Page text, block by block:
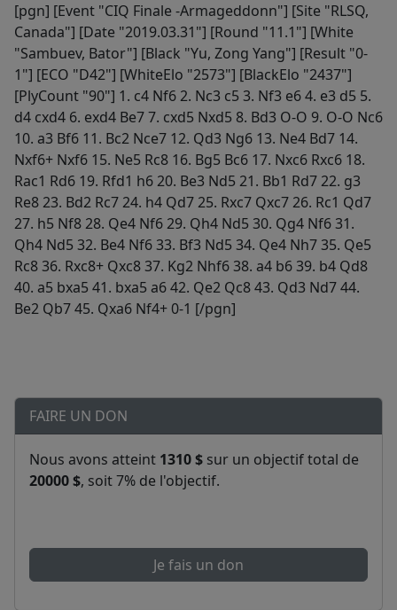
[pgn] [Event "CIQ Finale -Armageddonn"] [Site "RLSQ,
Canada"] [Date "2019.03.31"] [Round "11.1"] [White
"Sambuev, Bator"] [Black "Yu, Zong Yang"] [Result "0-
1"] [ECO "D42"] [WhiteElo "2573"] [BlackElo "2437"]
[PlyCount "90"] 1. c4 Nf6 2. Nc3 c5 3. Nf3 e6 4. e3 d5 5.
d4 cxd4 6. exd4 Be7 7. cxd5 Nxd5 8. Bd3 O-O 9. O-O Nc6
10. a3 Bf6 11. Bc2 Nce7 12. Qd3 Ng6 13. Ne4 Bd7 14.
Nxf6+ Nxf6 15. Ne5 Rc8 16. Bg5 Bc6 17. Nxc6 Rxc6 18.
Rac1 Rd6 19. Rfd1 h6 20. Be3 Nd5 21. Bb1 Rd7 22. g3
Re8 23. Bd2 Rc7 24. h4 Qd7 25. Rxc7 Qxc7 26. Rc1 Qd7
27. h5 Nf8 28. Qe4 Nf6 29. Qh4 Nd5 30. Qg4 Nf6 31.
Qh4 Nd5 32. Be4 Nf6 33. Bf3 Nd5 34. Qe4 Nh7 35. Qe5
Rc8 36. Rxc8+ Qxc8 37. Kg2 Nhf6 38. a4 b6 39. b4 Qd8
40. a5 bxa5 41. bxa5 a6 42. Qe2 Qc8 43. Qd3 Nd7 44.
Be2 Qb7 45. Qxa6 Nf4+ 0-1 [/pgn]
FAIRE UN DON
Nous avons atteint 1310 $ sur un objectif total de
20000 $, soit 7% de l'objectif.
Je fais un don